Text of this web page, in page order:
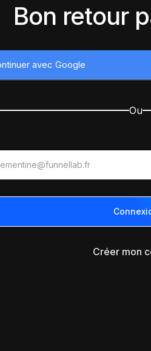
Bon retour
avec Google
Ou
Créer mon